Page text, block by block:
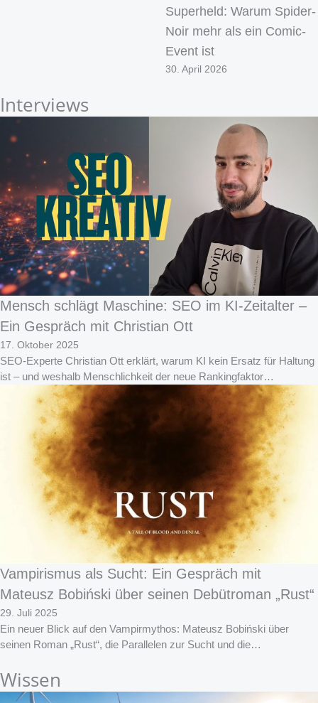
Superheld: Warum Spider-
Noir mehr als ein Comic-
Event ist
30. April 2026
Interviews
Mensch schlägt Maschine: SEO im KI-Zeitalter –
Ein Gespräch mit Christian Ott
17. Oktober 2025
SEO-Experte Christian Ott erklärt, warum KI kein Ersatz für Haltung
ist – und weshalb Menschlichkeit der neue Rankingfaktor…
Vampirismus als Sucht: Ein Gespräch mit
Mateusz Bobiński über seinen Debütroman „Rust“
29. Juli 2025
Ein neuer Blick auf den Vampirmythos: Mateusz Bobiński über
seinen Roman „Rust“, die Parallelen zur Sucht und die…
Wissen